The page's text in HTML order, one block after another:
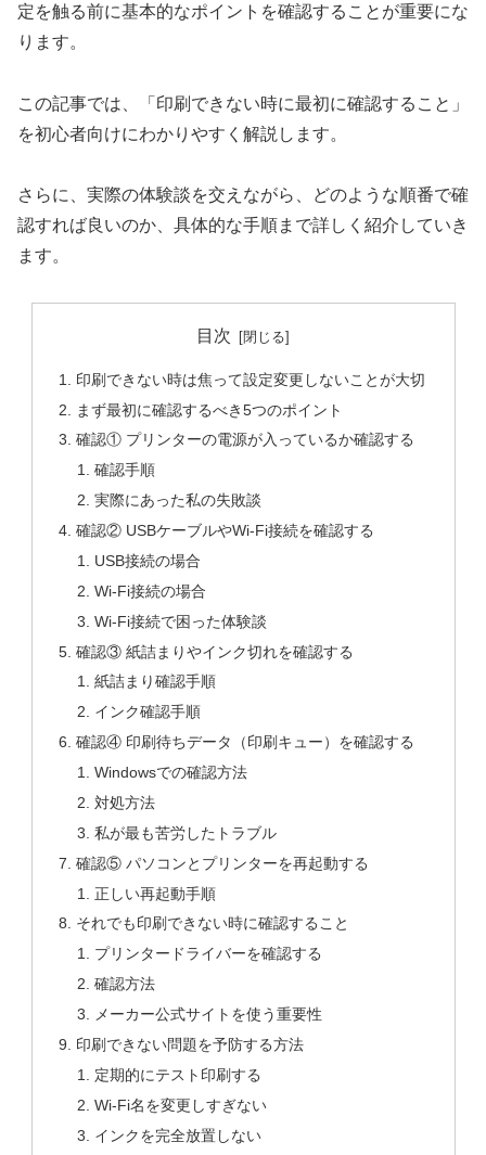
定を触る前に基本的なポイントを確認することが重要にな
ります。
この記事では、「印刷できない時に最初に確認すること」
を初心者向けにわかりやすく解説します。
さらに、実際の体験談を交えながら、どのような順番で確
認すれば良いのか、具体的な手順まで詳しく紹介していき
ます。
目次
印刷できない時は焦って設定変更しないことが大切
まず最初に確認するべき5つのポイント
確認① プリンターの電源が入っているか確認する
確認手順
実際にあった私の失敗談
確認② USBケーブルやWi-Fi接続を確認する
USB接続の場合
Wi-Fi接続の場合
Wi-Fi接続で困った体験談
確認③ 紙詰まりやインク切れを確認する
紙詰まり確認手順
インク確認手順
確認④ 印刷待ちデータ（印刷キュー）を確認する
Windowsでの確認方法
対処方法
私が最も苦労したトラブル
確認⑤ パソコンとプリンターを再起動する
正しい再起動手順
それでも印刷できない時に確認すること
プリンタードライバーを確認する
確認方法
メーカー公式サイトを使う重要性
印刷できない問題を予防する方法
定期的にテスト印刷する
Wi-Fi名を変更しすぎない
インクを完全放置しない